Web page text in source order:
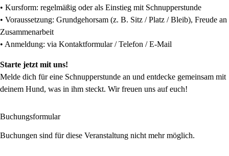
• Kursform: regelmäßig oder als Einstieg mit Schnupperstunde
• Voraussetzung: Grundgehorsam (z. B. Sitz / Platz / Bleib), Freude an
Zusammenarbeit
• Anmeldung: via Kontaktformular / Telefon / E-Mail
Starte jetzt mit uns!
Melde dich für eine Schnupperstunde an und entdecke gemeinsam mit
deinem Hund, was in ihm steckt. Wir freuen uns auf euch!
Buchungsformular
Buchungen sind für diese Veranstaltung nicht mehr möglich.